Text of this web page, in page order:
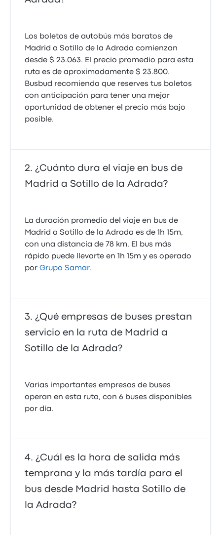
25 de julio de 2025
4.0 de 5 estrellas
Grupo Samar
María Jose A.
Puntual y el autobús cómodo
1.0 de 5 estrellas
Llegó tarde y el espacio es infrahumano.
Ester P.
29 de mayo de 2025
No hay internet, los cinturones de seguridad no
abrochan bien y no se puede cargar el teléfono móvil
Samar - La Veloz
5 de mayo de 2025
Estuvo bien todo
Teresa J.
1 de mayo de 2025
Grupo Samar
22 de abril de 2025
La amabilidad del conductor!, la puntualidad y
Los boletos de autobús más baratos de
Madrid a Sotillo de la Adrada comienzan
desde $ 23.063. El precio promedio para esta
ruta es de aproximadamente $ 23.800.
Busbud recomienda que reserves tus boletos
con anticipación para tener una mejor
oportunidad de obtener el precio más bajo
posible.
¿Cuánto dura el viaje en bus de
Madrid a Sotillo de la Adrada?
La duración promedio del viaje en bus de
Madrid a Sotillo de la Adrada es de 1h 15m,
con una distancia de 78 km. El bus más
rápido puede llevarte en 1h 15m y es operado
porGrupo Samar.
¿Qué empresas de buses prestan
servicio en la ruta de Madrid a
Sotillo de la Adrada?
Varias importantes empresas de buses
operan en esta ruta, con 6 buses disponibles
por día.
¿Cuál es la hora de salida más
temprana y la más tardía para el
bus desde Madrid hasta Sotillo de
la Adrada?